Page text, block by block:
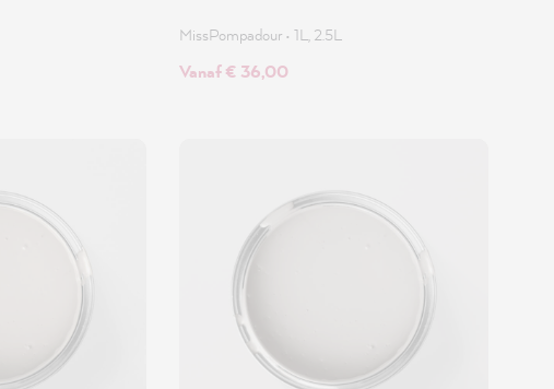
MissPompadour • 1L, 2.5L
Vanaf € 36,00